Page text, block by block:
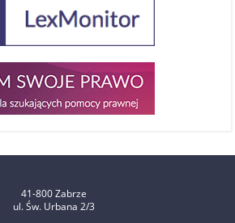
41-800 Zabrze
ul. Św. Urbana 2/3